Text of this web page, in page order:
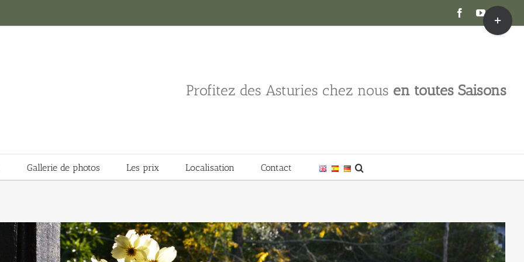
FacebookYouTube
Profitez des Asturies chez nous en toutes Saisons
Gallerie de photos Les prix Localisation Contact
Toggle
Sliding
Bar